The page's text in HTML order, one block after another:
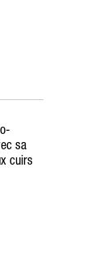
sa
cuirs